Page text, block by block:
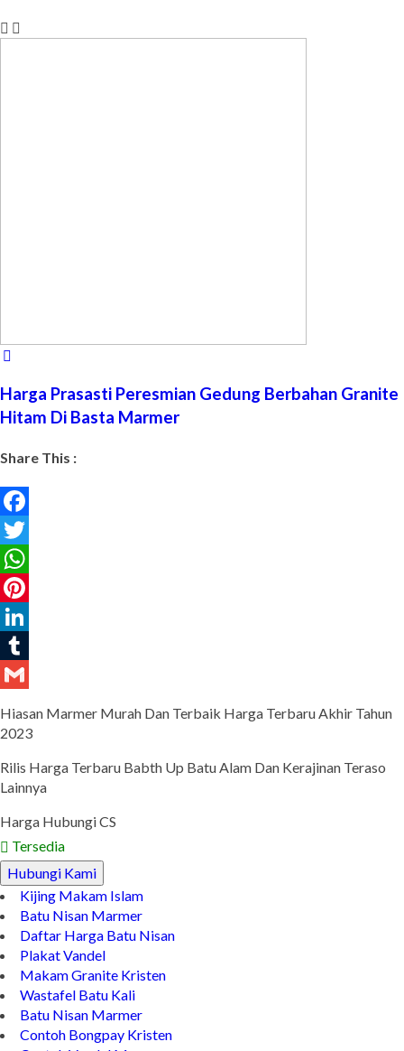
Harga Prasasti Peresmian Gedung Berbahan Granite
Hitam Di Basta Marmer
Share This :
Facebook
Twitter
WhatsApp
Pinterest
LinkedIn
Tumblr
Hiasan Marmer Murah Dan Terbaik Harga Terbaru Akhir Tahun
2023
Rilis Harga Terbaru Babth Up Batu Alam Dan Kerajinan Teraso
Lainnya
Harga Hubungi CS
Tersedia
Hubungi Kami
Kijing Makam Islam
Batu Nisan Marmer
Daftar Harga Batu Nisan
Plakat Vandel
Makam Granite Kristen
Wastafel Batu Kali
Batu Nisan Marmer